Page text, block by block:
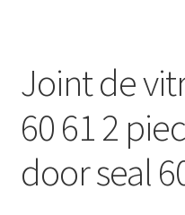
Joint de
60 61 2
door seal